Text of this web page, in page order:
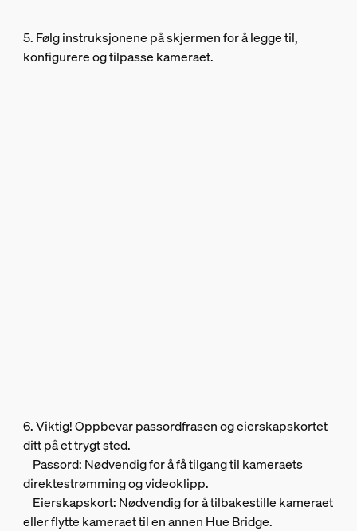
5. Følg instruksjonene på skjermen for å legge til,
konfigurere og tilpasse kameraet.
6. Viktig! Oppbevar passordfrasen og eierskapskortet
ditt på et trygt sted.
Passord: Nødvendig for å få tilgang til kameraets
direktestrømming og videoklipp.
Eierskapskort: Nødvendig for å tilbakestille kameraet
eller flytte kameraet til en annen Hue Bridge.